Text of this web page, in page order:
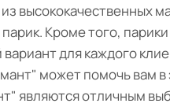
высококачественных
Кроме того,
для каждого
может помочь вам в
являются отличным